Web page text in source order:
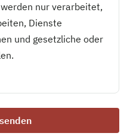
nur verarbeitet,
Dienste
und gesetzliche oder